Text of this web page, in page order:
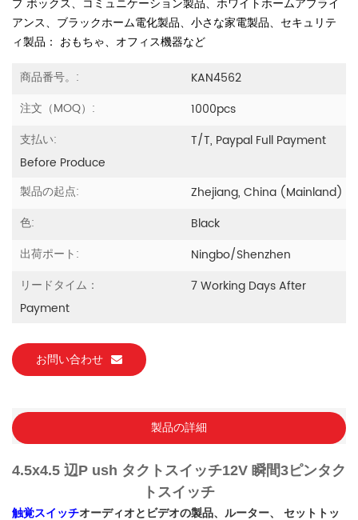
プ ボックス、コミュニケーション製品、ホワイトホームアプライ
アンス、ブラックホーム電化製品、小さな家電製品、セキュリテ
ィ製品： おもちゃ、オフィス機器など
商品番号。:
KAN4562
注文（MOQ）:
1000pcs
支払い:
T/T, Paypal Full Payment
Before Produce
製品の起点:
Zhejiang, China (Mainland)
色:
Black
出荷ポート:
Ningbo/Shenzhen
リードタイム：
7 Working Days After
Payment
お問い合わせ
製品の詳細
4.5x4.5 辺P ush タクトスイッチ12V 瞬間3ピンタク
トスイッチ
触覚スイッチオーディオとビデオの製品、ルーター、 セットトッ